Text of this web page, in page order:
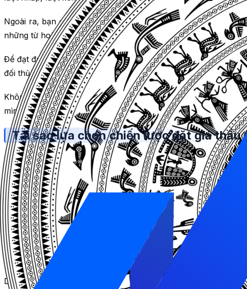
Ngoài ra, bạn cũng nên chú ý đến việcmua từ khoá trên
những từ hoặc cụm từ mà khách hàng sử dụng để tìm kiếm
Để đạt được vị thế quảng cáo tốt hơn thì khái niệm vềadrank
đối thủ cạnh tranh.
Không những thế, bạn cần kết hợp sử dụngCông cụ nghiên
mình.
Tại sao lựa chọn chiến lược đặt giá thầu
Chiến lượcđặt giá thầu Google Ads là cách bạn muốn tham
của bạn là gì?
Ví dụ như: số nhấp chuột, tỷ lệ chuyển đổi, số lần hiển thị
Đối với mỗi ngành nghề mục tiêu khác nhau, bạn cần chọn
Google Adscó hệ thống máy học AI
rất thông minh và hệ
mục tiêu mà bạn cài đặt.
Do đó, việc lựa chọn chiến lược đặt giá thầu Google Ads phù